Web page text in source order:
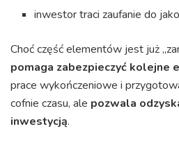
inwestor traci zaufanie do
Choć część elementów jest już
pomaga zabezpieczyć kolejne
prace wykończeniowe i
cofnie czasu, ale pozwala
inwestycją.